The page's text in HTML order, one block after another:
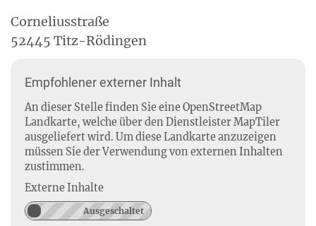
Corneliusstraße
52445 Titz-Rödingen
Empfohlener externer Inhalt
An dieser Stelle finden Sie eine OpenStreetMap
Landkarte, welche über den Dienstleister MapTiler
ausgeliefert wird. Um diese Landkarte anzuzeigen
müssen Sie der Verwendung von externen Inhalten
zustimmen.
Externe Inhalte